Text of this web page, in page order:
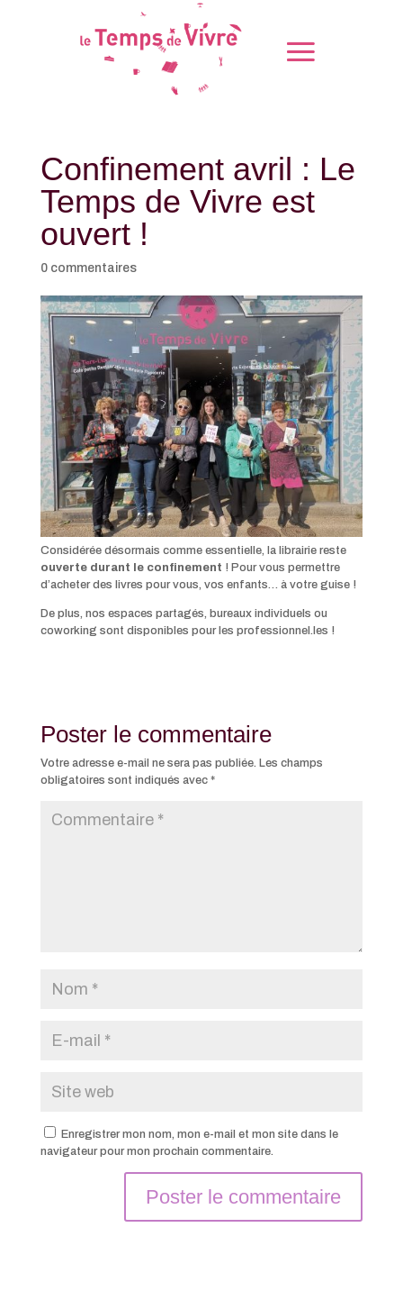
Confinement avril : Le
Temps de Vivre est
ouvert !
0 commentaires
Considérée désormais comme essentielle, la librairie reste
ouverte durant le confinement ! Pour vous permettre
d’acheter des livres pour vous, vos enfants… à votre guise !
De plus, nos espaces partagés, bureaux individuels ou
coworking sont disponibles pour les professionnel.les !
Poster le commentaire
Votre adresse e-mail ne sera pas publiée. Les champs
obligatoires sont indiqués avec *
Enregistrer mon nom, mon e-mail et mon site dans le
navigateur pour mon prochain commentaire.